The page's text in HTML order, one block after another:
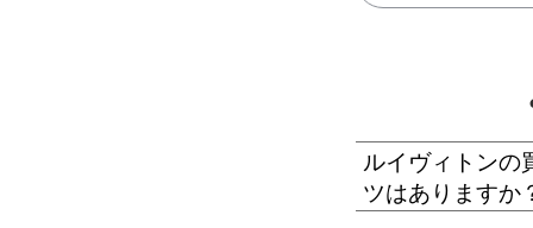
ルイヴィトンの
ツはありますか